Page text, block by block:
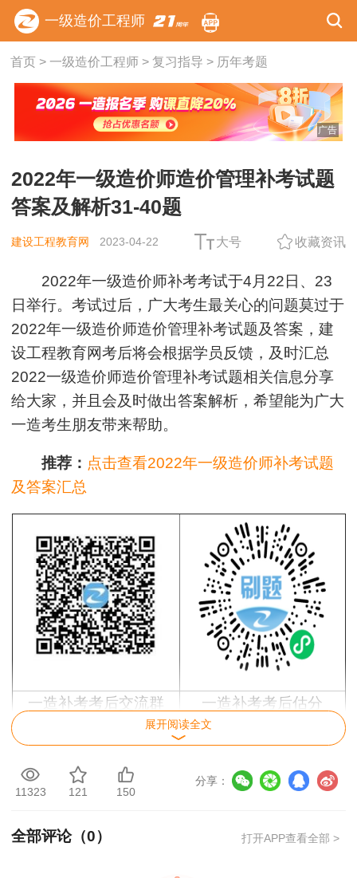
一级造价工程师
首页> 一级造价工程师> 复习指导 > 历年考题
广告
2022年一级造价师造价管理补考试题
答案及解析31-40题
建设工程教育网 2023-04-22 大号 收藏资讯
2022年一级造价师补考考试于4月22日、23
日举行。考试过后，广大考生最关心的问题莫过于
2022年一级造价师造价管理补考试题及答案，建
设工程教育网考后将会根据学员反馈，及时汇总
2022一级造价师造价管理补考试题相关信息分享
给大家，并且会及时做出答案解析，希望能为广大
一造考生朋友带来帮助。
推荐： 点击查看2022年一级造价师补考试题
及答案汇总
一造补考考后交流群 一造补考考后估分
展开阅读全文
11323 121 150
分享：
全部评论（0） 打开APP查看全部 >